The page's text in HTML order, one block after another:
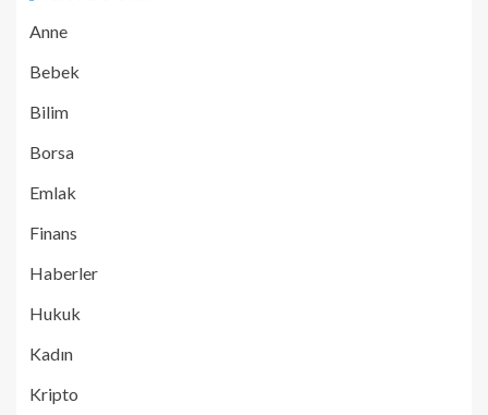
Anne
Bebek
Bilim
Borsa
Emlak
Finans
Haberler
Hukuk
Kadın
Kripto